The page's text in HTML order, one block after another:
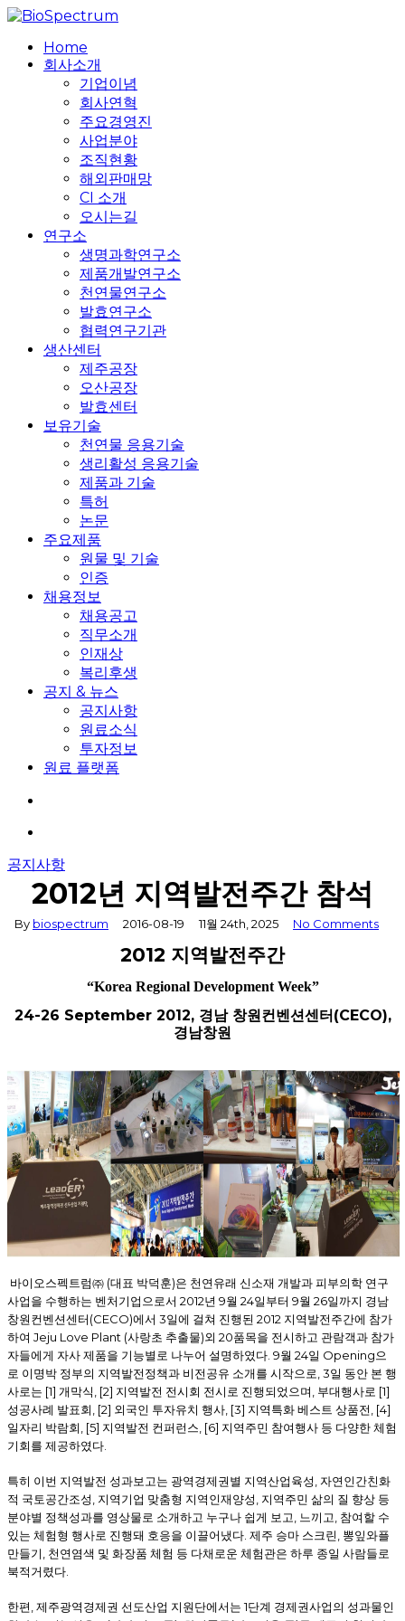
Skip
main
content
search
MenuHome
회사소개
기업이념
회사연혁
주요경영진
사업분야
조직현황
해외판매망
CI 소개
오시는길
연구소
생명과학연구소
제품개발연구소
천연물연구소
발효연구소
협력연구기관
생산센터
제주공장
오산공장
발효센터
보유기술
천연물 응용기술
생리활성 응용기술
제품과 기술
특허
논문
주요제품
원물 및 기술
인증
채용정보
채용공고
직무소개
인재상
복리후생
공지 & 뉴스
공지사항
원료소식
투자정보
원료 플랫폼
공지사항
2012년 지역발전주간 참석
By biospectrum 2016-08-19 11월 24th, 2025 No Comments
2012 지역발전주간
“Korea Regional Development Week”
24-26 September 2012, 경남 창원컨벤션센터(CECO),
경남창원
바이오스펙트럼㈜ (대표 박덕훈)은 천연유래 신소재 개발과 피부의학 연구
사업을 수행하는 벤처기업으로서 2012년 9월 24일부터 9월 26일까지 경남
창원컨벤션센터 (CECO)에서 3일에 걸쳐 진행된 2012 지역발전주간에 참가
하여 Jeju Love Plant (사랑초 추출물)외 20품목을 전시하고 관람객과 참가
자들에게 자사 제품을 기능별로 나누어 설명하였다 . 9월 24일 Opening 으
로 이명박 정부의 지역발전정책과 비전공유 소개를 시작으로 , 3일 동안 본 행
사로는 [1] 개막식 , [2] 지역발전 전시회 전시로 진행되었으며 부대행사로 [1]
성공사례 발표회 , [2] 외국인 투자유치 행사 , [3] 지역특화 베스트 상품전 , [4]
일자리 박람회 , [5] 지역발전 컨퍼런스 , [6] 지역주민 참여행사 등 다양한 체험
기회를 제공하였다
특히 이번 지역발전 성과보고는 광역경제권별 지역산업육성 자연인간친화
적 국토공간조성 지역기업 맞춤형 지역인재양성 지역주민 삶의 질 향상 등
분야별 정책성과를 영상물로 소개하고 누구나 쉽게 보고
느끼고 참여할 수
있는 체험형 행사로 진행돼 호응을 이끌어냈다 제주 승마 스크린 뽕잎와플
만들기 천연염색 및 화장품 체험 등 다채로운 체험관은 하루 종일 사람들로
북적거렸다
한편 제주광역경제권 선도산업 지원단에서는 1단계 경제권사업의 성과물인